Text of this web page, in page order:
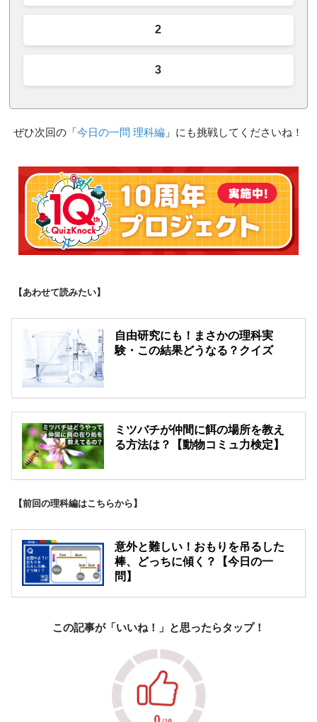
2
3
ぜひ次回の「今日の一問 理科編」にも挑戦してくださいね！
【あわせて読みたい】
自由研究にも！まさかの理科実
験・この結果どうなる？クイズ
ミツバチが仲間に餌の場所を教え
る方法は？【動物コミュ力検定】
【前回の理科編はこちらから】
意外と難しい！おもりを吊るした
棒、どっちに傾く？【今日の一
問】
この記事が「いいね！」と思ったらタップ！